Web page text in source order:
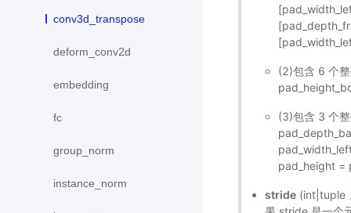
conv3d_transpose
deform_conv2d
embedding
fc
group_norm
instance_norm
(2)包含 6 个
(3)包含 3 个
pad_height =
stride (int|tuple